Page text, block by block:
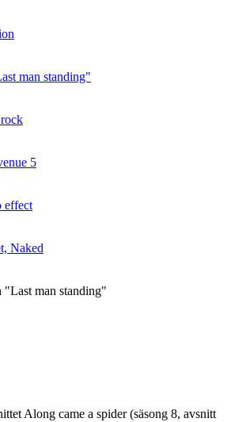
Along came a spider (säsong 8, avsnitt